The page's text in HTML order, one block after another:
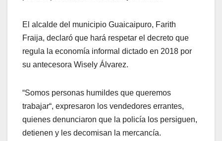
El alcalde del municipio Guaicaipuro, Farith
Fraija, declaró que hará respetar el decreto que
regula la economía informal dictado en 2018 por
su antecesora Wisely Álvarez.
“Somos personas humildes que queremos
trabajar“, expresaron los vendedores errantes,
quienes denunciaron que la policía los persiguen,
detienen y les decomisan la mercancía.